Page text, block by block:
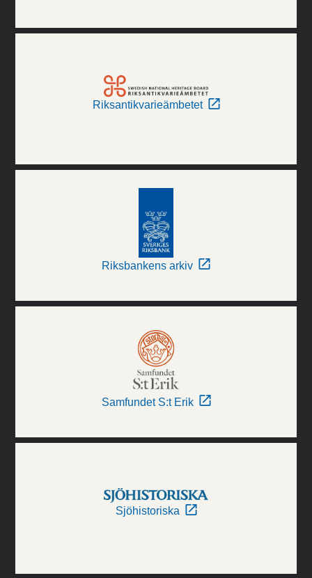
Riksantikvarieämbetet
Riksbankens arkiv
Samfundet S:t Erik
Sjöhistoriska